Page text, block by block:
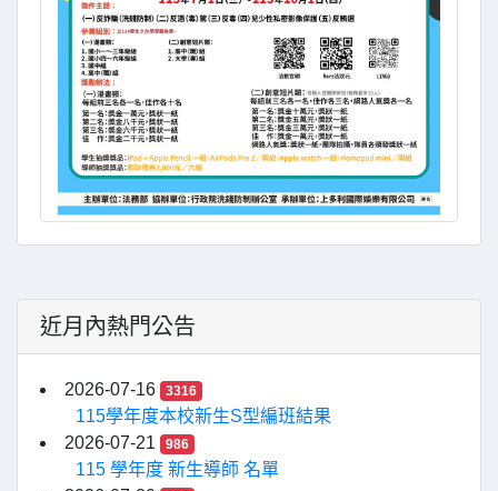
近月內熱門公告
2026-07-16 3316
115學年度本校新生S型編班結果
2026-07-21
986
115 學年度 新生導師 名單